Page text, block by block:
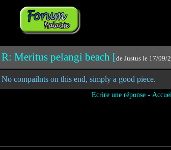
R: Meritus pelangi beach [de Justus le 17/09/
No compailnts on this end, simply a good piece.
Ecrire une réponse-